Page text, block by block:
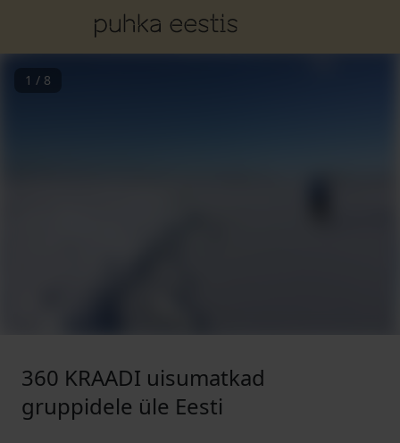
1 / 8
360 KRAADI uisumatkad
gruppidele üle Eesti